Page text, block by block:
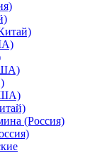
(Россия)